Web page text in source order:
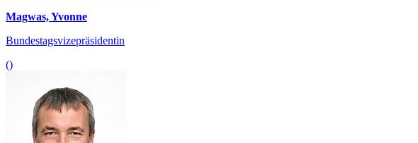
Magwas, Yvonne
Bundestagsvizepräsidentin
()